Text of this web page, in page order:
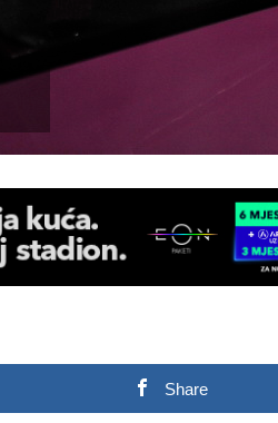
Share